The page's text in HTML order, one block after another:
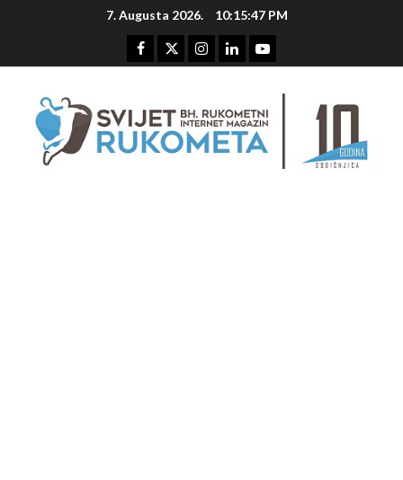
7. Augusta 2026. 10:15:48 PM